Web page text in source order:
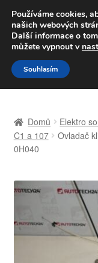
Volejte
Přeskočit
na
navigaci
Přejít
k
obsahu
Celosvětová
Kontakt
Košík
Domů Elektro
C1 a 107
Ovladač
0H040
Používáme cookies,
našich webových
Další informace o
můžete vypnout v
Souhlasím